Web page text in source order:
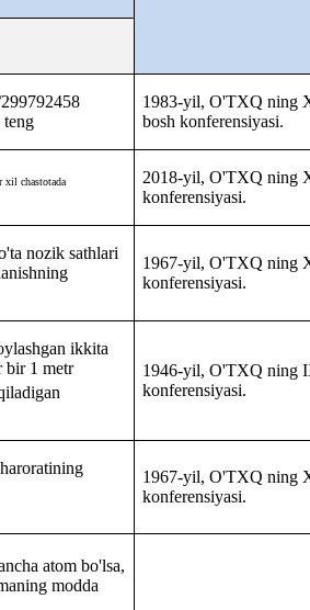
teng
1983-yil, O'TXQ ning
bosh konferensiyasi.
xil chastotada
2018-yil, O'TXQ ning
konferensiyasi.
nozik sathlari
1967-yil, O'TXQ ning
konferensiyasi.
ikkita
bir 1 metr
1946-yil, O'TXQ ning
konferensiyasi.
haroratining
1967-yil, O'TXQ ning
konferensiyasi.
atom bo'lsa,
modda